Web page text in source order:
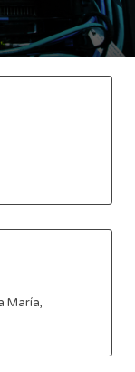
María,